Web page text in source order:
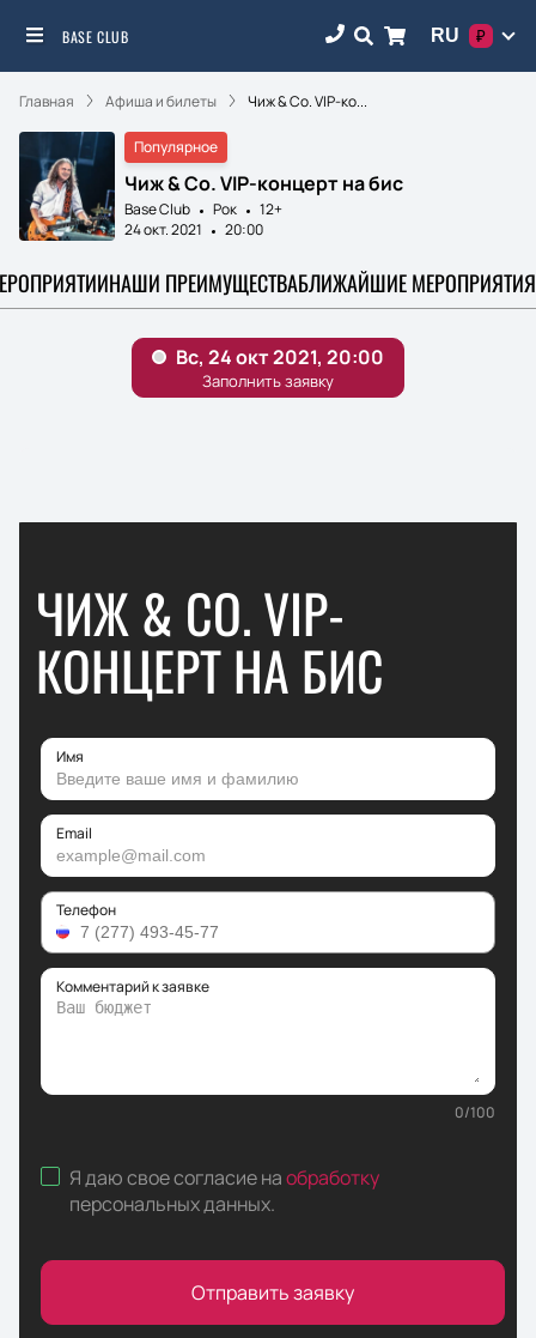
BASE CLUB RU ₽
Главная Афиша и билеты Чиж & Co. VIP-ко...
Популярное
Чиж & Co. VIP-концерт на бис
Base Club Рок
12+
24 окт. 2021
20:00
НАШИ ПРЕИМУЩЕСТВАБЛИЖАЙШИЕ МЕРОПРИЯТИЯ
ЧИЖ & CO. VIP-
КОНЦЕРТ НА БИС
Имя
Email
Телефон
Комментарий к заявке
0/100
Я даю свое согласие наобработку
персональных данных.
Отправить заявку